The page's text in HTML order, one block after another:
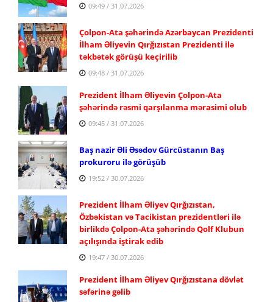
09:49 / 31.07.2026
Çolpon-Ata şəhərində Azərbaycan Prezidenti
İlham Əliyevin Qırğızıstan Prezidenti ilə
təkbətək görüşü keçirilib
09:48 / 31.07.2026
Prezident İlham Əliyevin Çolpon-Ata
şəhərində rəsmi qarşılanma mərasimi olub
09:45 / 31.07.2026
Baş nazir Əli Əsədov Gürcüstanın Baş
prokuroru ilə görüşüb
19:52 / 30.07.2026
Prezident İlham Əliyev Qırğızıstan,
Özbəkistan və Tacikistan prezidentləri ilə
birlikdə Çolpon-Ata şəhərində Qolf Klubun
açılışında iştirak edib
19:47 / 30.07.2026
Prezident İlham Əliyev Qırğızıstana dövlət
səfərinə gəlib